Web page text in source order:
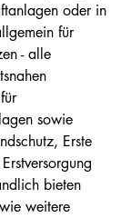
oder in
für
- alle
sowie
Erste
bieten
weitere